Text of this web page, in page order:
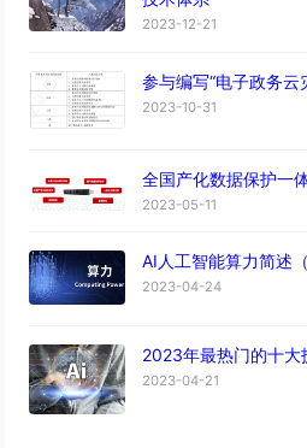
2023-12-21
参与编写“电子政务云
2023-10-31
全国产化数据保护一
2023-05-11
AI人工智能算力简述（
2023-04-24
2023年最热门的十大
2023-04-21